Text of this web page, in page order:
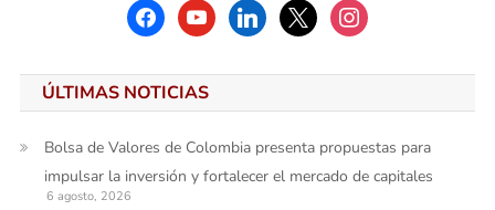
facebookyoutubelinkedinx instagram
ÚLTIMAS NOTICIAS
Bolsa de Valores de Colombia presenta propuestas para
impulsar la inversión y fortalecer el mercado de capitales
6 agosto, 2026